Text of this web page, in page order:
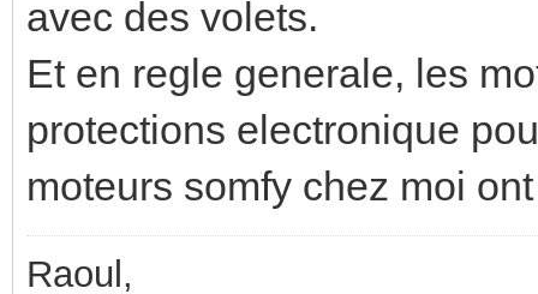
avec des volets.
Et en regle generale, les
protections electronique
moteurs somfy chez moi
Raoul,